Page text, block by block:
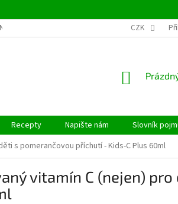
PODMÍNKY
CZK
Recepty Napište nám Slovník
s pomerančovou příchutí - Kids-C Plus 60ml
vitamín C (nejen)